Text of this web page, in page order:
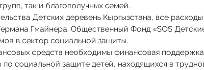
так и благополучных семей.
Детских деревень Кыргызстана, все
Гмайнера. Общественный Фонд «SOS
в сектор социальной защиты.
средств необходимы финансовая
по социальной защите детей, находящихся в